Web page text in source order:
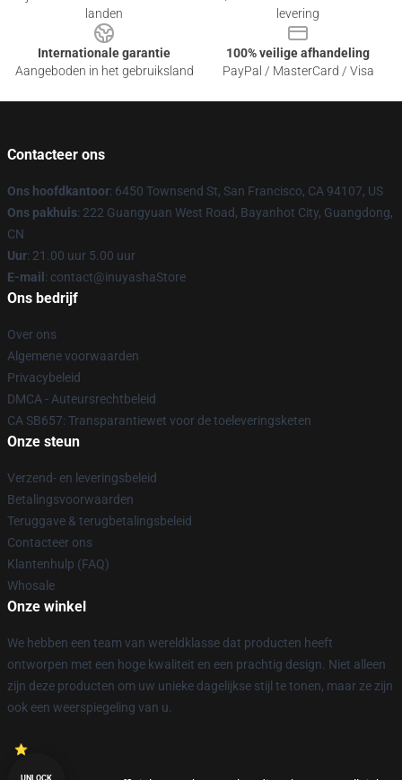
landen
levering
Internationale garantie
Aangeboden in het gebruiksland
100% veilige afhandeling
PayPal / MasterCard / Visa
Contacteer ons
Ons hoofdkantoor: 6450 Townsend St, San Francisco, CA 94107, US
Ons pakhuis: 222 Guangyuan West Road, Bayanhot City, Guangdong,
CN
Uur: 21.00 uur 5.00 uur
E-mail : contact@inuyashaStore
Ons bedrijf
Over ons
Algemene voorwaarden
Privacybeleid
DMCA - Auteursrechtbeleid
CA SB657: Transparantiewet voor de toeleveringsketen
Onze steun
Verzend- en leveringsbeleid
Betalingsvoorwaarden
Teruggave & terugbetalingsbeleid
Contacteer ons
Klantenhulp (FAQ)
Whosale
Onze winkel
We hebben een team van wereldklasse dat producten heeft
ontworpen met een hoge kwaliteit en een prachtig design. Niet alleen
zijn deze producten om uw unieke dagelijkse stijl te tonen, maar ze zijn
ook een weerspiegeling van u.
UNLOCK